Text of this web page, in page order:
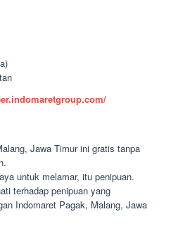
Jawa Timur ini gratis tanpa
untuk melamar, itu penipuan.
terhadap penipuan yang
Indomaret Pagak, Malang, Jawa